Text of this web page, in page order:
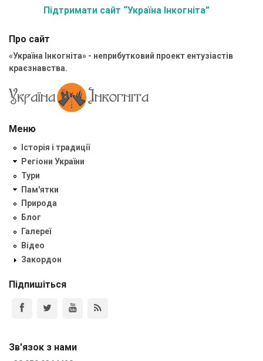
Підтримати сайт “Україна Інкогніта”
Про сайт
«Україна Інкогніта» - неприбутковий проект ентузіастів
краєзнавства.
Меню
Історія і традиції
Регіони України
Тури
Пам'ятки
Природа
Блог
Галереї
Відео
Закордон
Підпишіться
Зв'язок з нами